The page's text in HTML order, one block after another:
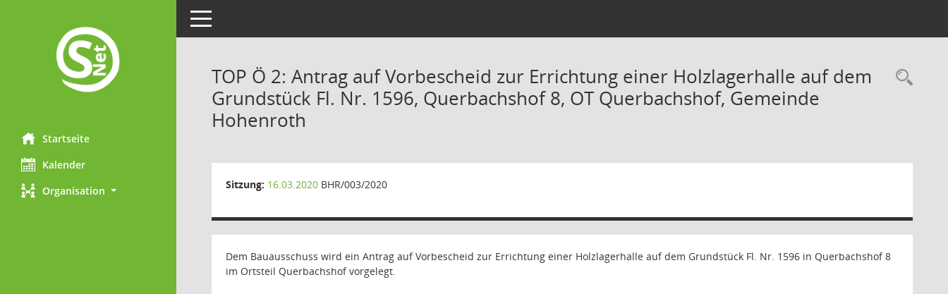
Startseite
Kalender
Organisation
Toggle navigation
TOP Ö 2: Antrag auf Vorbescheid zur Errichtung einer Holzlagerhalle auf dem
Grundstück Fl. Nr. 1596, Querbachshof 8, OT Querbachshof, Gemeinde
Hohenroth
Sitzung: 16.03.2020 BHR/003/2020
Dem Bauausschuss wird ein Antrag auf Vorbescheid zur Errichtung einer Holzlagerhalle auf dem Grundstück Fl. Nr. 1596 in Querbachshof 8
im Ortsteil Querbachshof vorgelegt.